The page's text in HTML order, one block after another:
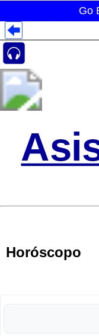
Go
Horóscopo
Despliegues
Despliegues
Despliegues por